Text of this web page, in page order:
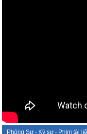
Phóng Sự - Ký sự - Phim tài